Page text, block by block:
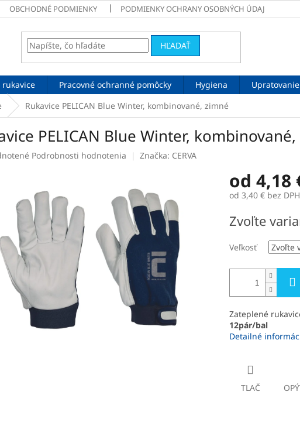
OBCHODNÉ PODMIENKY PODMIENKY OCHRANY OSOBNÝCH ÚDAJOV
HĽADAŤ
rukavice Pracovné ochranné pomôcky Hygiena Upratovanie
Rukavice PELICAN Blue Winter, kombinované, zimné
PELICAN Blue Winter,
Podrobnosti hodnotenia Značka: CERVA
od 4,18
od 3,40 €bez DPH
cena:
Zvoľte
Veľkosť
Zateplené
12pár/bal
Detailné
TLAČ